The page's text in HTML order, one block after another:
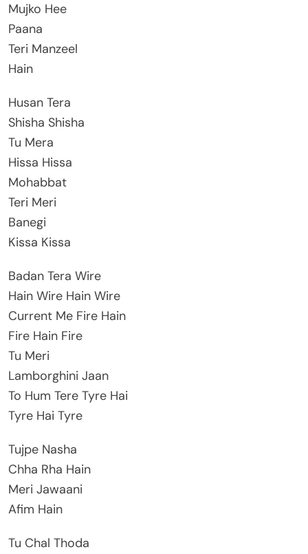
Mujko Hee
Paana
Teri Manzeel
Hain
Husan Tera
Shisha Shisha
Tu Mera
Hissa Hissa
Mohabbat
Teri Meri
Banegi
Kissa Kissa
Badan Tera Wire
Hain Wire Hain Wire
Current Me Fire Hain
Fire Hain Fire
Tu Meri
Lamborghini Jaan
To Hum Tere Tyre Hai
Tyre Hai Tyre
Tujpe Nasha
Chha Rha Hain
Meri Jawaani
Afim Hain
Tu Chal Thoda